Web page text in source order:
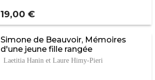
Prix
19,00 €
Simone de Beauvoir, Mémoires
d'une jeune fille rangée
Laetitia Hanin et Laure Himy-Pieri